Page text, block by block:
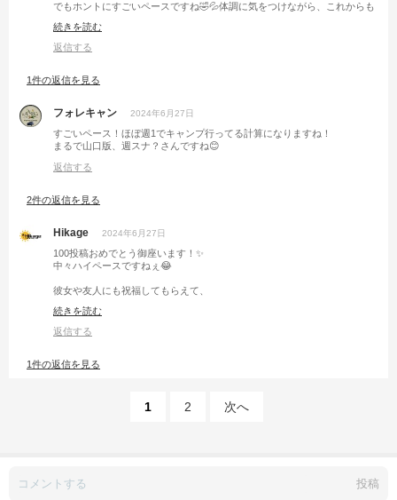
でもホントにすごいペースですね🤣💦体調に気をつけながら、これからも
続きを読む
返信する
1件の返信を見る
フォレキャン 2024年6月27日
すごいペース！ほぼ週1でキャンプ行ってる計算になりますね！
まるで山口版、週スナ？さんですね😊
返信する
2件の返信を見る
Hikage 2024年6月27日
100投稿おめでとう御座います！✨
中々ハイペースですねぇ😂
彼女や友人にも祝福してもらえて、
続きを読む
返信する
1件の返信を見る
1 2 次へ
投稿